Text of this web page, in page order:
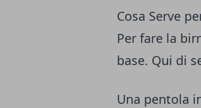
Cosa Serve
Per fare la
base. Qui di
Una pentola